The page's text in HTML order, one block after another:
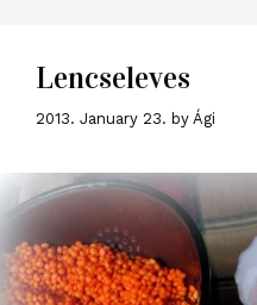
Lencseleves
2013. January 23. by Ági